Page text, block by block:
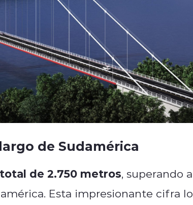
de Sudamérica
de 2.750 metros, superando a
Esta impresionante cifra lo